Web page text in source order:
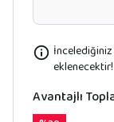
eklenecektir!
Avantajlı